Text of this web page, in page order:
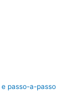
passo-a-passo